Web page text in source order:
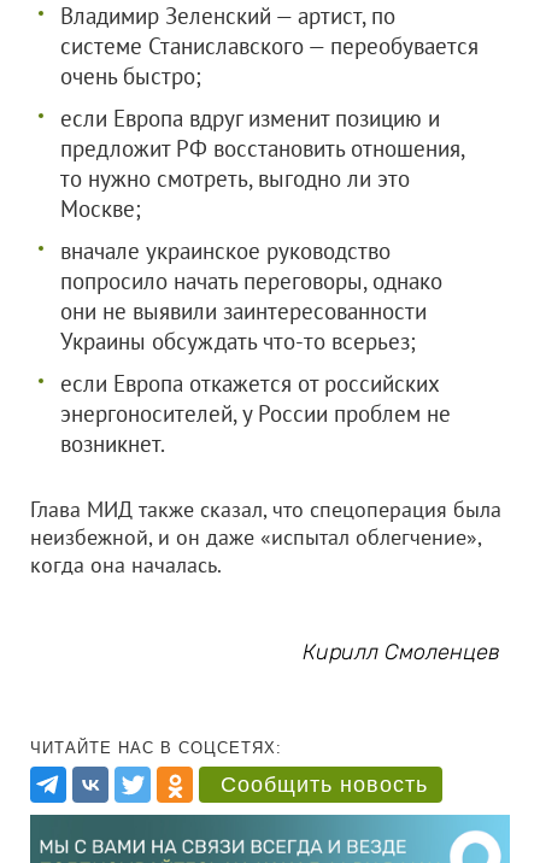
Владимир Зеленский — артист, по
системе Станиславского — переобувается
очень быстро;
если Европа вдруг изменит позицию и
предложит РФ восстановить отношения,
то нужно смотреть, выгодно ли это
Москве;
вначале украинское руководство
попросило начать переговоры, однако
они не выявили заинтересованности
Украины обсуждать что-то всерьез;
если Европа откажется от российских
энергоносителей, у России проблем не
возникнет.
Глава МИД также сказал, что спецоперация была
неизбежной, и он даже «испытал облегчение»,
когда она началась.
Кирилл Смоленцев
ЧИТАЙТЕ НАС В СОЦСЕТЯХ:
Сообщить новость